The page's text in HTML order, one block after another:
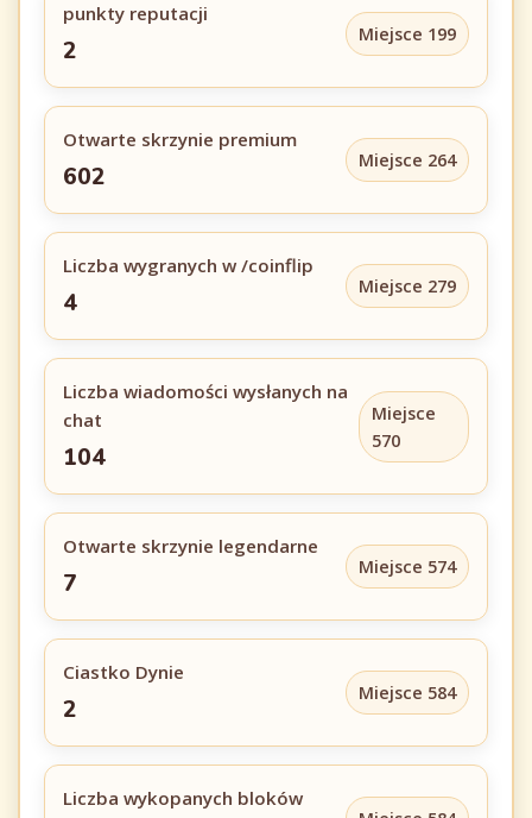
punkty reputacji
2
Miejsce 199
Otwarte skrzynie premium
602
Miejsce 264
Liczba wygranych w /coinflip
4
Miejsce 279
Liczba wiadomości wysłanych na
chat
104
Miejsce
570
Otwarte skrzynie legendarne
7
Miejsce 574
Ciastko Dynie
2
Miejsce 584
Liczba wykopanych bloków